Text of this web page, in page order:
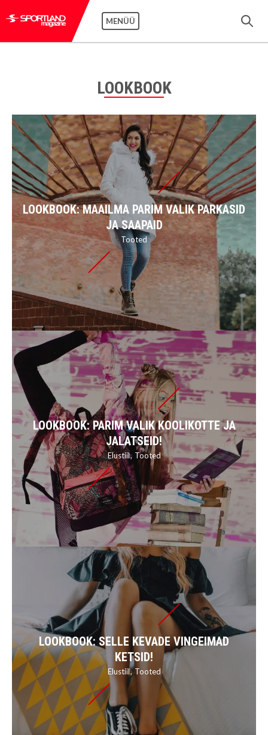
MENÜÜ
LOOKBOOK
LOOKBOOK: MAAILMA PARIM VALIK PARKASID
JA SAAPAID
Tooted
LOOKBOOK: PARIM VALIK KOOLIKOTTE JA
JALATSEID!
Elustiil Tooted
LOOKBOOK: SELLE KEVADE VINGEIMAD
KETSID!
Elustiil Tooted